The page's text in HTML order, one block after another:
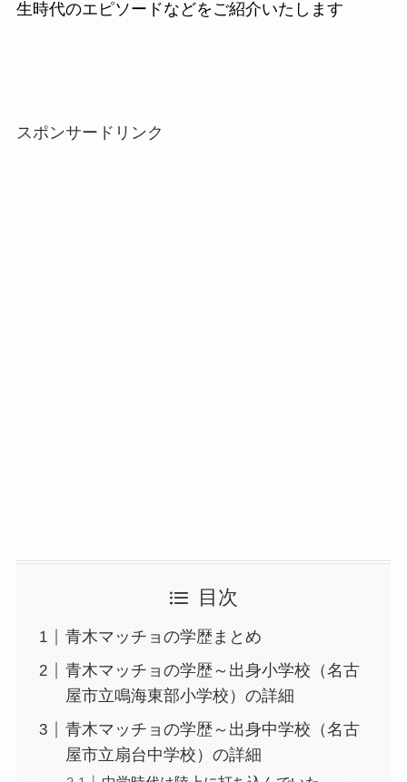
生時代のエピソードなどをご紹介いたします
スポンサードリンク
目次
青木マッチョの学歴まとめ
青木マッチョの学歴～出身小学校（名古
屋市立鳴海東部小学校）の詳細
青木マッチョの学歴～出身中学校（名古
屋市立扇台中学校）の詳細